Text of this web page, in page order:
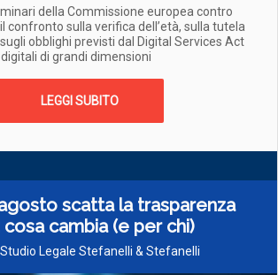
della Commissione europea contro
confronto sulla verifica dell’età, sulla tutela
obblighi previsti dal Digital Services Act
di grandi dimensioni
LEGGI SUBITO
scatta la trasparenza
cambia (e per chi)
Legale Stefanelli & Stefanelli